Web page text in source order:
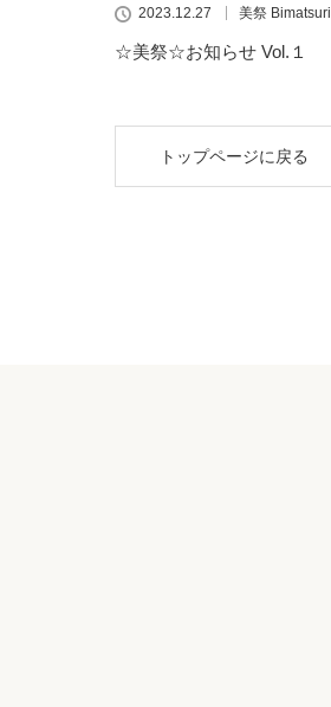
2023.12.27 美祭 Bimatsuri
☆美祭☆お知らせ Vol.１
トップページに戻る